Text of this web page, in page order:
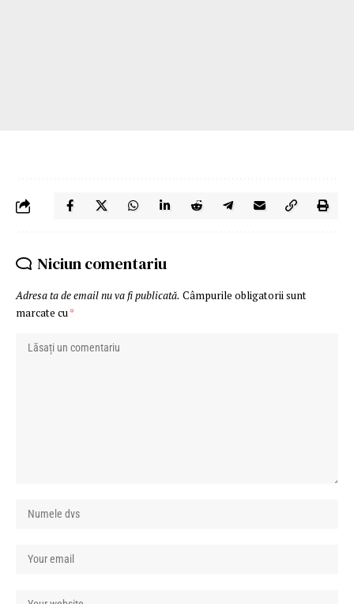
Niciun comentariu
Adresa ta de email nu va fi publicată. Câmpurile obligatorii sunt
marcate cu*